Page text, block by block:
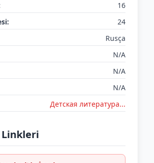
16
24
Rusça
N/A
N/A
N/A
Детская литератураㅤㅤㅤ...
Linkleri